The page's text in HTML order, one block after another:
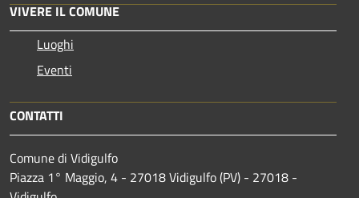
VIVERE IL COMUNE
Luoghi
Eventi
CONTATTI
Comune di Vidigulfo
Piazza 1° Maggio, 4 - 27018 Vidigulfo (PV) - 27018 -